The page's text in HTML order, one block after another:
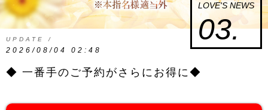
LOVE'S NEWS
03.
UPDATE /
2026/08/04 02:48
◆ 一番手のご予約がさらにお得に◆